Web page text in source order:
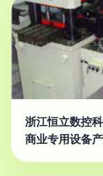
浙江恒立数控
商业专用设备